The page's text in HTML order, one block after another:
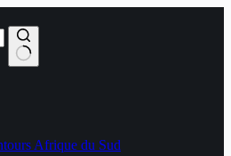
Afrique du Sud